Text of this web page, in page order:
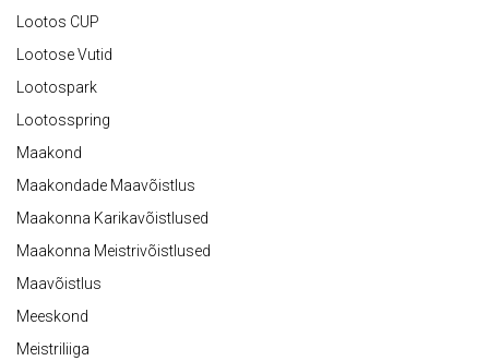
Lootos CUP
Lootose Vutid
Lootospark
Lootosspring
Maakond
Maakondade Maavõistlus
Maakonna Karikavõistlused
Maakonna Meistrivõistlused
Maavõistlus
Meeskond
Meistriliiga